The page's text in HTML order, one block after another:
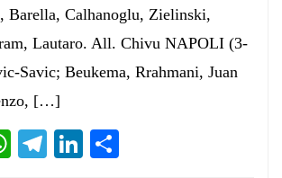
Barella, Calhanoglu, Zielinski,
Lautaro. All. Chivu NAPOLI (3-
Savic; Beukema, Rrahmani, Juan
[…]
WhatsApp
Telegram
LinkedIn